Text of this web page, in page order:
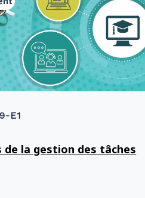
E1
de la gestion des tâches